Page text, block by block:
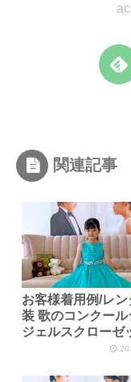
関連記事
お客様着用例/レン
装 歌のコンクー
ジェルスクローゼ